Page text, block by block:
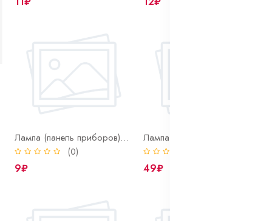
Лампа (панель приборов) 12-1,2 W2x4,6d
(0)
9₽ 49₽